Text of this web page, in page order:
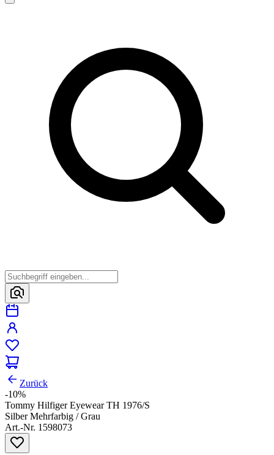
Zurück
-10%
Tommy Hilfiger Eyewear TH 1976/S
Silber Mehrfarbig / Grau
Art.-Nr. 1598073